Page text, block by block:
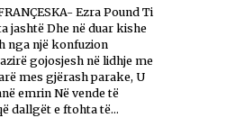
Ezra Pound Ti
jashtë Dhe në duar kishe
nga një konfuzion
gojosjesh në lidhje me
mes gjërash parake, U
emrin Në vende të
dallgët e ftohta të…